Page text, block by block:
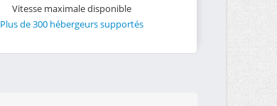
Vitesse maximale disponible
Plus de 300 hébergeurs supportés